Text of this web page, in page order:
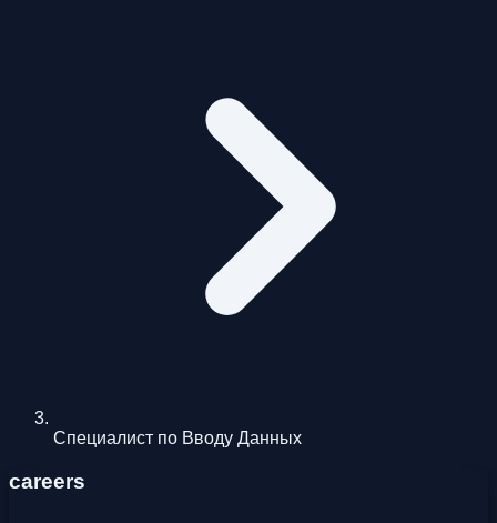
Специалист по Вводу Данных
careers